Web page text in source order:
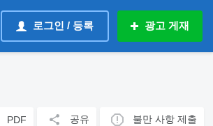
로그인 / 등록 광고 게재
PDF 공유 불만 사항 제출